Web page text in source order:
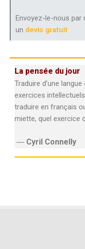
Envoyez-le-nous par
un devis gratuit
La pensée du jour
Traduire d’une
exercices
traduire en français
miette, quel exercice
― Cyril Connelly